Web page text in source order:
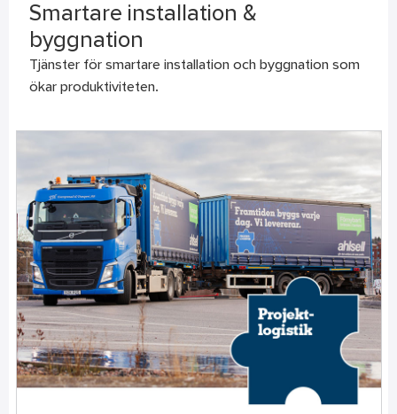
Smartare installation &
byggnation
Tjänster för smartare installation och byggnation som
ökar produktiviteten.